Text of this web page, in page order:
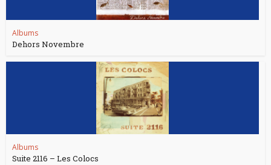
Albums
Dehors Novembre
Albums
Suite 2116 – Les Colocs